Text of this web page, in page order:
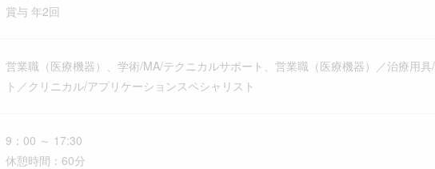
賞与 年2回
営業職（医療機器）、学術/MA/テクニカルサポート、営業職（医療機器）／治療用
ト／クリニカル/アプリケーションスペシャリスト
9：00 ～ 17:30
休憩時間：60分